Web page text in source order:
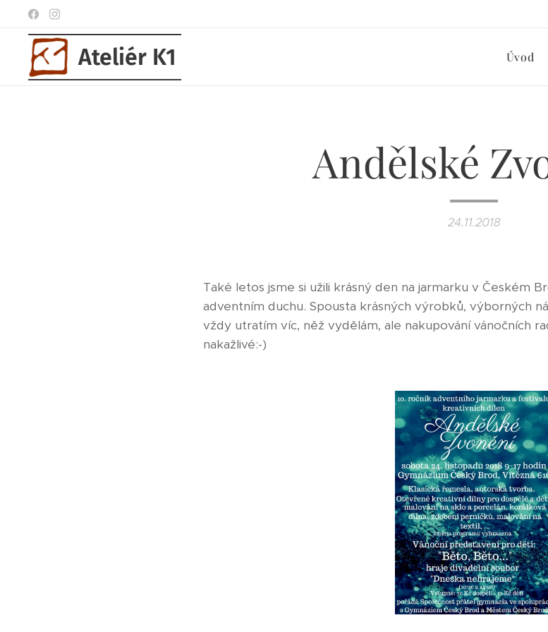
Ateliér K1 Úvod
Andělské
24.11.2018
Také letos jsme si užili krásný den na jarmarku v Českém
adventním duchu. Spousta krásných výrobků, výborných
vždy utratím víc, něž vydělám, ale nakupování vánočních
nakažlivé:-)